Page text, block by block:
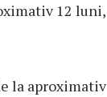
12 luni,
la aproximativ